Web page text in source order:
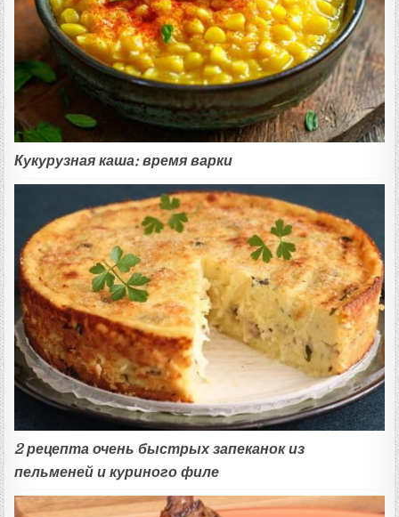
Кукурузная каша: время варки
2 рецепта очень быстрых запеканок из
пельменей и куриного филе